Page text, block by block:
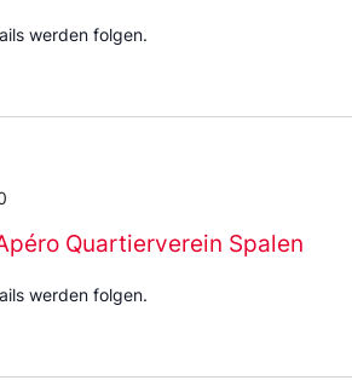
werden folgen.
Quartierverein Spalen
werden folgen.